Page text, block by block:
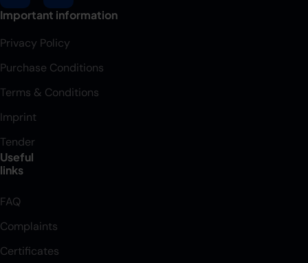
Important information
Privacy Policy
Purchase Conditions
Terms & Conditions
Imprint
Tender
Useful
links
FAQ
Complaints
Certificates